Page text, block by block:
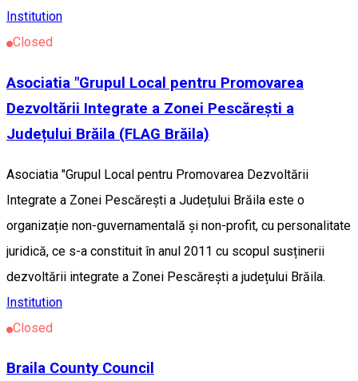
Institution
Closed
Asociatia "Grupul Local pentru Promovarea
Dezvoltării Integrate a Zonei Pescărești a
Județului Brăila (FLAG Brăila)
Asociatia "Grupul Local pentru Promovarea Dezvoltării
Integrate a Zonei Pescărești a Județului Brăila este o
organizație non-guvernamentală și non-profit, cu personalitate
juridică, ce s-a constituit în anul 2011 cu scopul susținerii
dezvoltării integrate a Zonei Pescărești a județului Brăila.
Institution
Closed
Braila County Council